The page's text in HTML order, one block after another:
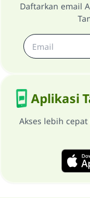
Daftarkan email
Aplikasi
Akses lebih